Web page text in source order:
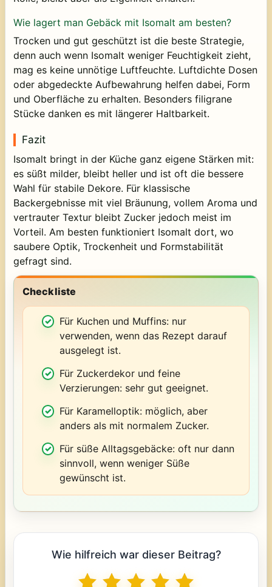
Wie lagert man Gebäck mit Isomalt am besten?
Trocken und gut geschützt ist die beste Strategie,
denn auch wenn Isomalt weniger Feuchtigkeit zieht,
mag es keine unnötige Luftfeuchte. Luftdichte Dosen
oder abgedeckte Aufbewahrung helfen dabei, Form
und Oberfläche zu erhalten. Besonders filigrane
Stücke danken es mit längerer Haltbarkeit.
Fazit
Isomalt bringt in der Küche ganz eigene Stärken mit:
es süßt milder, bleibt heller und ist oft die bessere
Wahl für stabile Dekore. Für klassische
Backergebnisse mit viel Bräunung, vollem Aroma und
vertrauter Textur bleibt Zucker jedoch meist im
Vorteil. Am besten funktioniert Isomalt dort, wo
saubere Optik, Trockenheit und Formstabilität
gefragt sind.
Checkliste
Für Kuchen und Muffins: nur
verwenden, wenn das Rezept darauf
ausgelegt ist.
Für Zuckerdekor und feine
Verzierungen: sehr gut geeignet.
Für Karamelloptik: möglich, aber
anders als mit normalem Zucker.
Für süße Alltagsgebäcke: oft nur dann
sinnvoll, wenn weniger Süße
gewünscht ist.
Wie hilfreich war dieser Beitrag?